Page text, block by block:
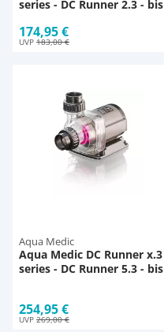
series - DC Runner 2.3 - bis
174,95 €
UVP 183,00 €
Aqua Medic
Aqua Medic DC Runner x.3
series - DC Runner 5.3 - bis
254,95 €
UVP 269,00 €